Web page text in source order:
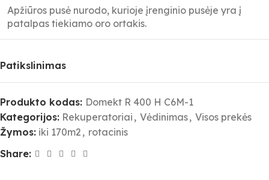
Apžiūros pusė nurodo, kurioje įrenginio pusėje yra į
patalpas tiekiamo oro ortakis.
Patikslinimas
Produkto kodas: Domekt R 400 H C6M-1
Kategorijos: Rekuperatoriai , Vėdinimas, Visos prekės
Žymos: iki 170m2 , rotacinis
Share: